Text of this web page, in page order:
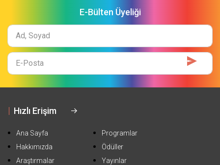
E-Bülten Üyeliği
Ad
Soyad
E-
Mail
Hızlı Erişim
Ana Sayfa
Hakkımızda
Araştırmalar
Programlar
Ödüller
Yayınlar